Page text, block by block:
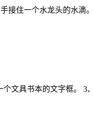
住一个水龙头的水滴
文具书本的文字框。 3